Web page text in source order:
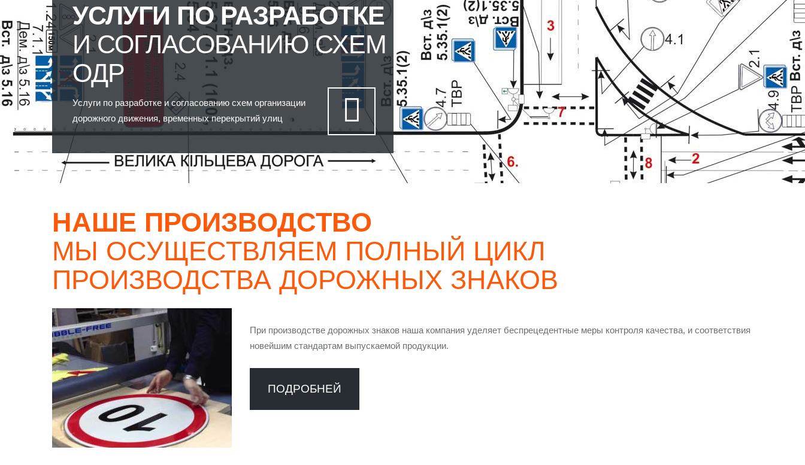
УСЛУГИ ПО РАЗРАБОТКЕ
И СОГЛАСОВАНИЮ СХЕМ
ОДР
Услуги по разработке и согласованию схем организации
дорожного движения, временных перекрытий улиц
НАШЕ ПРОИЗВОДСТВО
МЫ ОСУЩЕСТВЛЯЕМ ПОЛНЫЙ ЦИКЛ
ПРОИЗВОДСТВА ДОРОЖНЫХ ЗНАКОВ
При производстве дорожных знаков наша компания уделяет беспрецедентные меры контроля качества, и соответствия
новейшим стандартам выпускаемой продукции.
ПОДРОБНЕЙ